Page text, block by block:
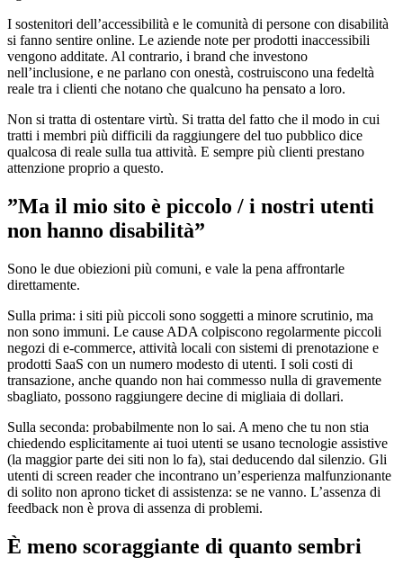
I sostenitori dell’accessibilità e le comunità di persone con disabilità
si fanno sentire online. Le aziende note per prodotti inaccessibili
vengono additate. Al contrario, i brand che investono
nell’inclusione, e ne parlano con onestà, costruiscono una fedeltà
reale tra i clienti che notano che qualcuno ha pensato a loro.
Non si tratta di ostentare virtù. Si tratta del fatto che il modo in cui
tratti i membri più difficili da raggiungere del tuo pubblico dice
qualcosa di reale sulla tua attività. E sempre più clienti prestano
attenzione proprio a questo.
”Ma il mio sito è piccolo / i nostri utenti
non hanno disabilità”
Sono le due obiezioni più comuni, e vale la pena affrontarle
direttamente.
Sulla prima: i siti più piccoli sono soggetti a minore scrutinio, ma
non sono immuni. Le cause ADA colpiscono regolarmente piccoli
negozi di e-commerce, attività locali con sistemi di prenotazione e
prodotti SaaS con un numero modesto di utenti. I soli costi di
transazione, anche quando non hai commesso nulla di gravemente
sbagliato, possono raggiungere decine di migliaia di dollari.
Sulla seconda: probabilmente non lo sai. A meno che tu non stia
chiedendo esplicitamente ai tuoi utenti se usano tecnologie assistive
(la maggior parte dei siti non lo fa), stai deducendo dal silenzio. Gli
utenti di screen reader che incontrano un’esperienza malfunzionante
di solito non aprono ticket di assistenza: se ne vanno. L’assenza di
feedback non è prova di assenza di problemi.
È meno scoraggiante di quanto sembri